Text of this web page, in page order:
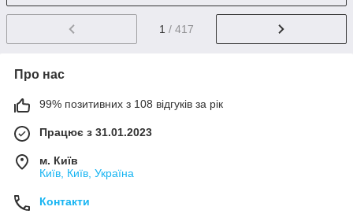
1 / 417
Про нас
99% позитивних з 108 відгуків за рік
Працює з 31.01.2023
м. Київ
Київ, Київ, Україна
Контакти